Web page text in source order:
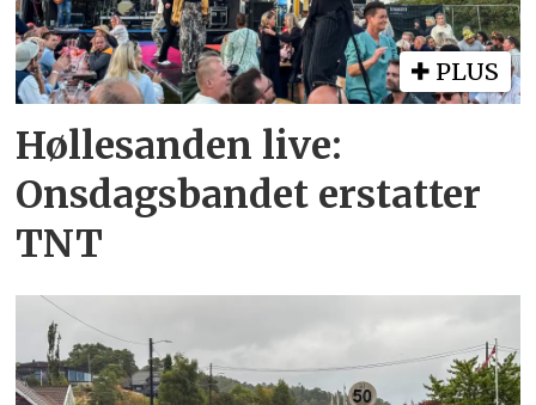
PLUS
Høllesanden live:
Onsdagsbandet erstatter
TNT